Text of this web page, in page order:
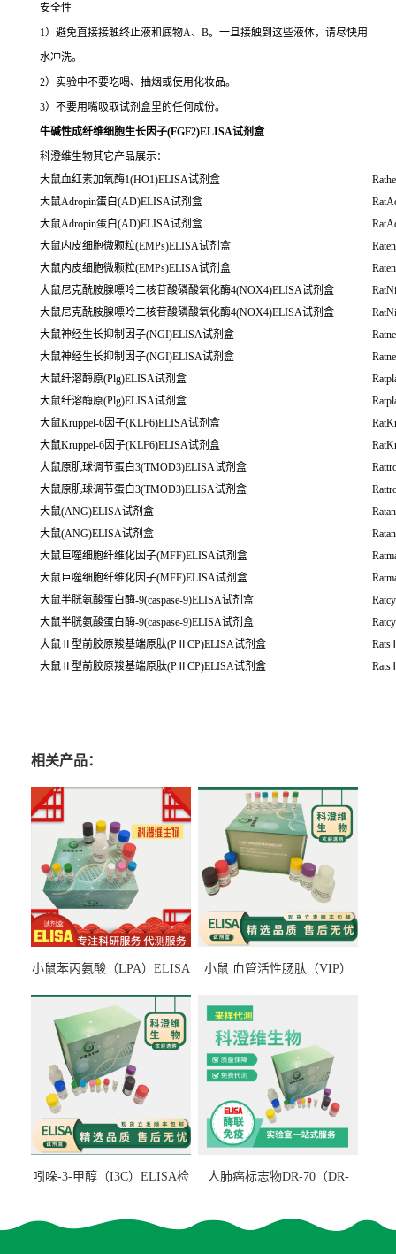
安全性
1）避免直接接触终止液和底物A、B。一旦接触到这些液体，请尽快用
水冲洗。
2）实验中不要吃喝、抽烟或使用化妆品。
3）不要用嘴吸取试剂盒里的任何成份。
牛碱性成纤维细胞生长因子(FGF2)ELISA试剂盒
科澄维生物其它产品展示：
大鼠血红素加氧酶1(HO1)ELISA试剂盒
大鼠Adropin蛋白(AD)ELISA试剂盒
大鼠Adropin蛋白(AD)ELISA试剂盒
大鼠内皮细胞微颗粒(EMPs)ELISA试剂盒
大鼠内皮细胞微颗粒(EMPs)ELISA试剂盒
大鼠尼克酰胺腺嘌呤二核苷酸磷酸氧化酶4(NOX4)ELISA试剂盒
大鼠尼克酰胺腺嘌呤二核苷酸磷酸氧化酶4(NOX4)ELISA试剂盒
大鼠神经生长抑制因子(NGI)ELISA试剂盒
大鼠神经生长抑制因子(NGI)ELISA试剂盒
大鼠纤溶酶原(Plg)ELISA试剂盒
大鼠纤溶酶原(Plg)ELISA试剂盒
大鼠Kruppel-6因子(KLF6)ELISA试剂盒
大鼠Kruppel-6因子(KLF6)ELISA试剂盒
大鼠原肌球调节蛋白3(TMOD3)ELISA试剂盒
大鼠原肌球调节蛋白3(TMOD3)ELISA试剂盒
大鼠(ANG)ELISA试剂盒
大鼠(ANG)ELISA试剂盒
大鼠巨噬细胞纤维化因子(MFF)ELISA试剂盒
大鼠巨噬细胞纤维化因子(MFF)ELISA试剂盒
大鼠半胱氨酸蛋白酶-9(caspase-9)ELISA试剂盒
大鼠半胱氨酸蛋白酶-9(caspase-9)ELISA试剂盒
大鼠Ⅱ型前胶原羧基端原肽(PⅡCP)ELISA试剂盒
大鼠Ⅱ型前胶原羧基端原肽(PⅡCP)ELISA试剂盒
相关产品：
小鼠苯丙氨酸（LPA）ELISA
小鼠 血管活性肠肽（VIP）
吲哚-3-甲醇（I3C）ELISA检
人肺癌标志物DR-70（DR-